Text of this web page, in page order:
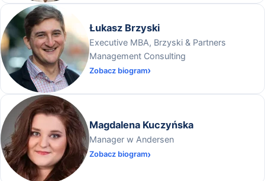
Łukasz Brzyski
Executive MBA, Brzyski & Partners
Management Consulting
Zobacz biogram
Magdalena Kuczyńska
Manager w Andersen
Zobacz biogram